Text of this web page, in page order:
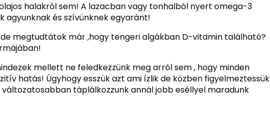
halakról sem! A lazacban vagy tonhalból nyert omega-3
agyunknak és szívünknek egyaránt!
megtudtátok már ,hogy tengeri algákban D-vitamin található?
mellett ne feledkezzünk meg arról sem , hogy minden
hatás! Úgyhogy esszük azt ami ízlik de közben figyelmeztessük
táplálkozzunk annál jobb eséllyel maradunk